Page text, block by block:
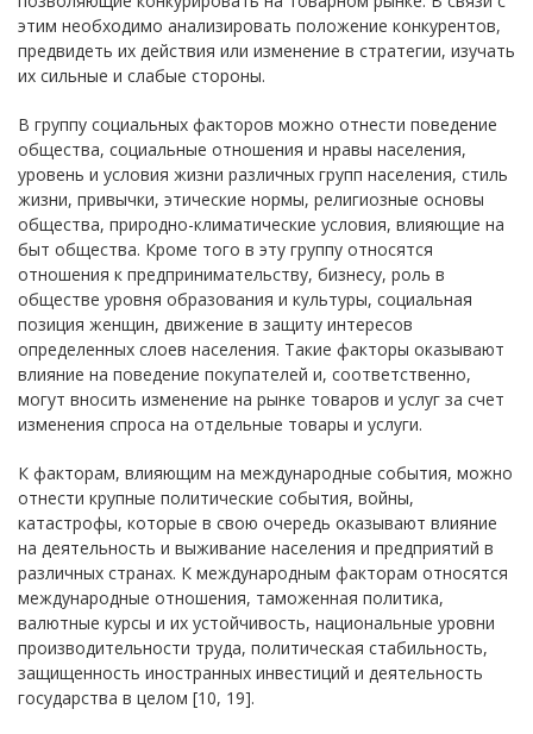
этим необходимо анализировать положение конкурентов,
предвидеть их действия или изменение в стратегии, изучать
их сильные и слабые стороны.
В группу социальных факторов можно отнести поведение
общества, социальные отношения и нравы населения,
уровень и условия жизни различных групп населения, стиль
жизни, привычки, этические нормы, религиозные основы
общества, природно-климатические условия, влияющие на
быт общества. Кроме того в эту группу относятся
отношения к предпринимательству, бизнесу, роль в
обществе уровня образования и культуры, социальная
позиция женщин, движение в защиту интересов
определенных слоев населения. Такие факторы оказывают
влияние на поведение покупателей и, соответственно,
могут вносить изменение на рынке товаров и услуг за счет
изменения спроса на отдельные товары и услуги.
К факторам, влияющим на международные события, можно
отнести крупные политические события, войны,
катастрофы, которые в свою очередь оказывают влияние
на деятельность и выживание населения и предприятий в
различных странах. К международным факторам относятся
международные отношения, таможенная политика,
валютные курсы и их устойчивость, национальные уровни
производительности труда, политическая стабильность,
защищенность иностранных инвестиций и деятельность
государства в целом [10, 19].